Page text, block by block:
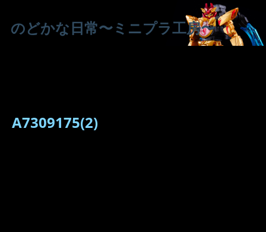
のどかな日常〜ミニプラ工房〜
A7309175(2)